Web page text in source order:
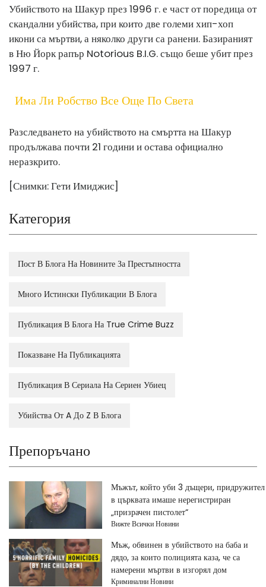
Убийството на Шакур през 1996 г. е част от поредица от
скандални убийства, при които две големи хип-хоп
икони са мъртви, а няколко други са ранени. Базираният
в Ню Йорк рапър Notorious B.I.G. също беше убит през
1997 г.
Има Ли Робство Все Още По Света
Разследването на убийството на смъртта на Шакур
продължава почти 21 години и остава официално
неразкрито.
[Снимки: Гети Имиджис]
Категория
Пост В Блога На Новините За Престъпността
Много Истински Публикации В Блога
Публикация В Блога На True Crime Buzz
Показване На Публикацията
Публикация В Сериала На Сериен Убиец
Убийства От A До Z В Блога
Препоръчано
Мъжът, който уби 3 дъщери, придружител
в църквата имаше нерегистриран
„призрачен пистолет“
Вижте Всички Новини
Мъж, обвинен в убийството на баба и
дядо, за които полицията каза, че са
намерени мъртви в изгорял дом
Криминални Новини